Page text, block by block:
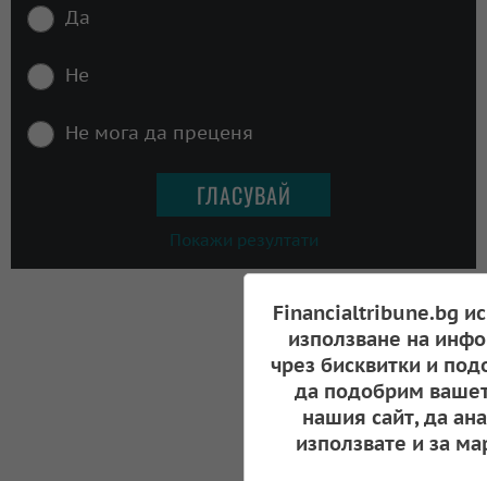
Да
Не
Не мога да преценя
Покажи резултати
Financialtribune.bg
използване на
чрез бисквитки и
да подобрим
нашия сайт, да
използвате и за